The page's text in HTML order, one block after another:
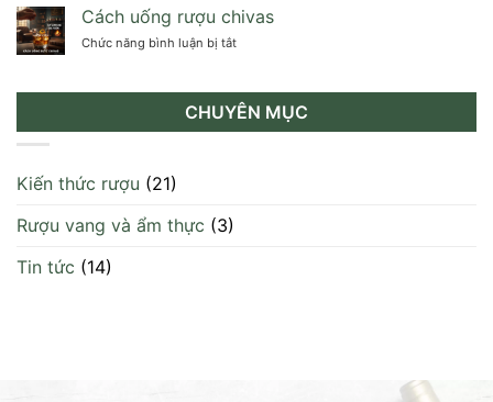
Gun
Salute
uống
rượu
chivas
chuẩn
chuyên
Cách uống rượu chivas
Chức năng bình luận bị tắtở
rượu
chivas
CHUYÊN MỤC
Kiến thức rượu (21)
Rượu vang và ẩm thực (3)
Tin tức (14)